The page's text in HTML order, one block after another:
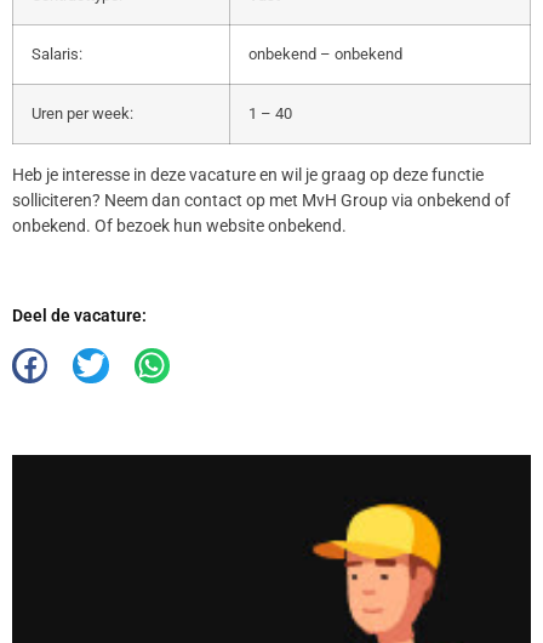
Salaris: onbekend – onbekend
Uren per week: 1 – 40
Heb je interesse in deze vacature en wil je graag op deze functie
solliciteren? Neem dan contact op met MvH Group via onbekend of
onbekend. Of bezoek hun website onbekend.
Deel de vacature: